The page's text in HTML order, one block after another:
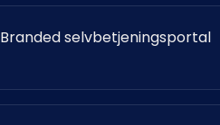
Branded selvbetjeningsportal